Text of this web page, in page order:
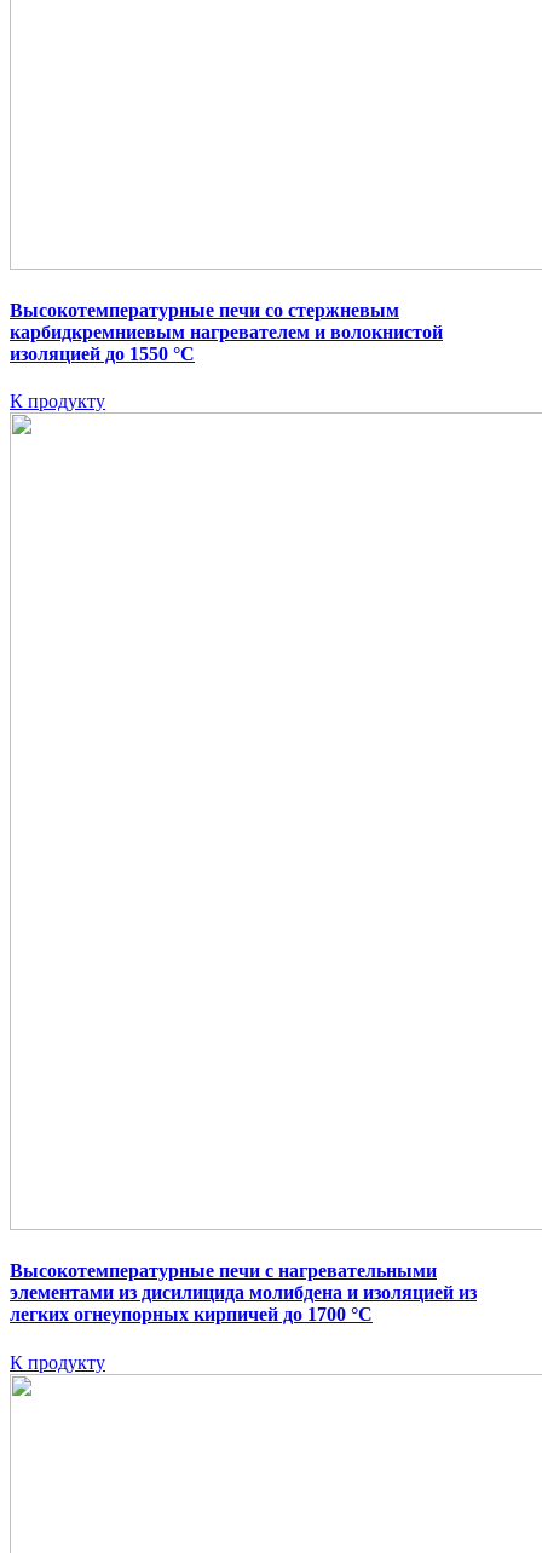
Высокотемпературные печи со стержневым
карбидкремниевым нагревателем и волокнистой
изоляцией до 1550 °C
К продукту
Высокотемпературные печи с нагревательными
элементами из дисилицида молибдена и изоляцией из
легких огнеупорных кирпичей до 1700 °C
К продукту